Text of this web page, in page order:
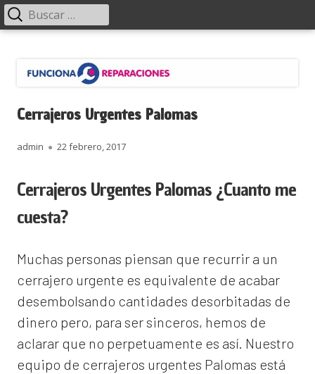
contenido
Menú
principal Buscar:
Cerrajeros Urgentes Palomas
Autor
admin
Publicado
22 febrero, 2017
Cerrajeros Urgentes Palomas ¿Cuanto me
cuesta?
Muchas personas piensan que recurrir a un
cerrajero urgente es equivalente de acabar
desembolsando cantidades desorbitadas de
dinero pero, para ser sinceros, hemos de
aclarar que no perpetuamente es así. Nuestro
equipo de cerrajeros urgentes Palomas está